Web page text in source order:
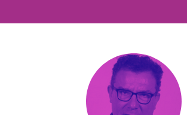
Pega a visão